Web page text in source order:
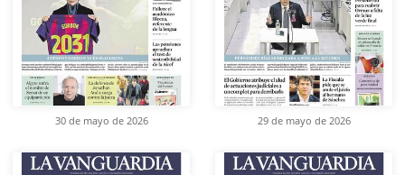
30 de mayo de 2026 29 de mayo de 2026